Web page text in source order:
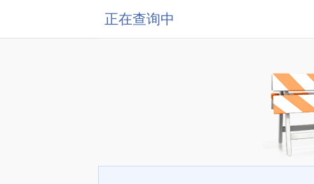
正在查询中